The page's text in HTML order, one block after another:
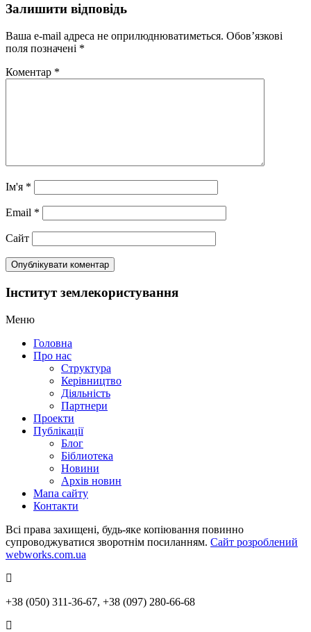
Залишити відповідь
Ваша e-mail адреса не оприлюднюватиметься. Обов’язкові
поля позначені *
Коментар *
Ім'я *
Email *
Сайт
Інститут землекористування
Меню
Головна
Про нас
Структура
Керівництво
Діяльність
Партнери
Проекти
Публікації
Блог
Біблиотека
Новини
Архів новин
Мапа сайту
Контакти
Всі права захищені, будь-яке копіювання повинно
супроводжуватися зворотнім посиланням. Сайт розроблений
webworks.com.ua
+38 (050) 311-36-67, +38 (097) 280-66-68